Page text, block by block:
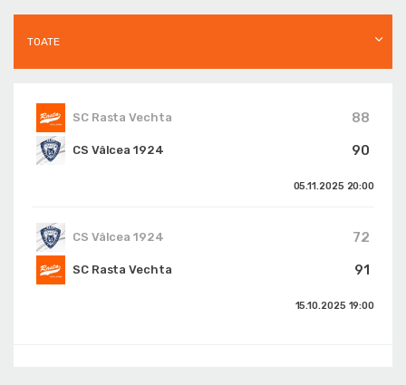
TOATE
SC Rasta Vechta
88
90
CS Vâlcea 1924
05.11.2025 20:00
CS Vâlcea 1924
72
91
SC Rasta Vechta
15.10.2025 19:00